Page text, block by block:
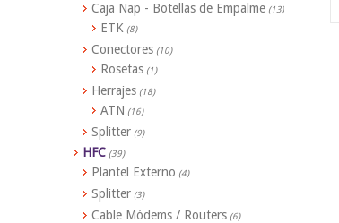
Caja Nap - Botellas de Empalme (13)
ETK (8)
Conectores (10)
Rosetas (1)
Herrajes (18)
ATN (16)
Splitter (9)
HFC (39)
Plantel Externo (4)
Splitter (3)
Cable Módems / Routers (6)